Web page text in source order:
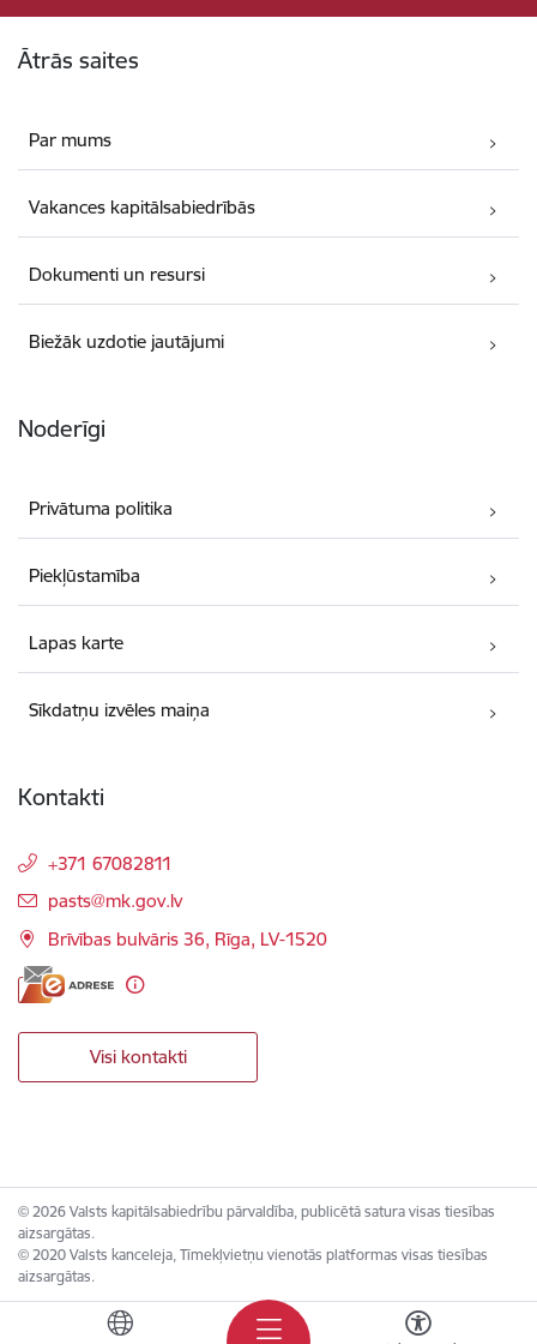
Ātrās saites
Par mums
Vakances kapitālsabiedrībās
Dokumenti un resursi
Biežāk uzdotie jautājumi
Noderīgi
Privātuma politika
Piekļūstamība
Lapas karte
Sīkdatņu izvēles maiņa
Kontakti
+371 67082811
E-pasts:
pasts@mk.gov.lv
Brīvības bulvāris 36, Rīga, LV-1520
Visi kontakti
© 2026 Valsts kapitālsabiedrību pārvaldība, publicētā satura visas tiesības
aizsargātas.
© 2020 Valsts kanceleja, Tīmekļvietņu vienotās platformas visas tiesības
aizsargātas.